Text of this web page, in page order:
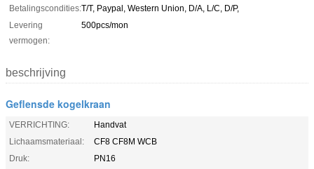
Betalingscondities:T/T, Paypal, Western Union, D/A, L/C, D/P,
Levering
vermogen:
500pcs/mon
beschrijving
Geflensde kogelkraan
VERRICHTING:
Handvat
Lichaamsmateriaal:
CF8 CF8M WCB
Druk:
PN16